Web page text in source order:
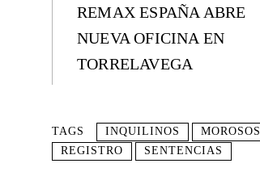
REMAX ESPAÑA ABRE
NUEVA OFICINA EN
TORRELAVEGA
TAGS INQUILINOS
MOROSOS
REGISTRO
SENTENCIAS